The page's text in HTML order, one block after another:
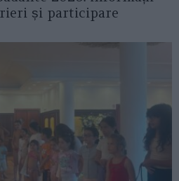
și participare